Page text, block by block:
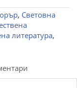
, Световна
литература,